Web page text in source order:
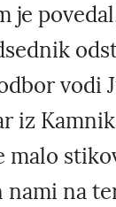
je
vodi
iz
malo
nami na